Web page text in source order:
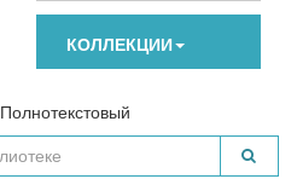
КОЛЛЕКЦИИ
Полнотекстовый